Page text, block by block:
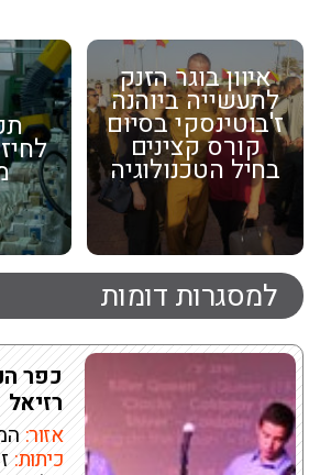
איוון בוגר הזנק
לתעשייה ביוהנה
ז'בוטינסקי בסיום
קורס קצינים
בחיל הטכנולוגיה
למסגרות דומות
כפר
רזיאל
אזור:
כיתות: